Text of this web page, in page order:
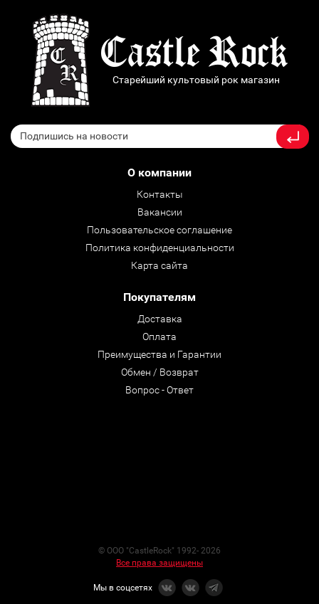
Старейший культовый рок магазин
О компании
Контакты
Вакансии
Пользовательское соглашение
Политика конфиденциальности
Карта сайта
Покупателям
Доставка
Оплата
Преимущества и Гарантии
Обмен / Возврат
Вопрос - Ответ
© ООО "CastleRock" 1992- 2026
Все права защищены
Мы в соцсетях